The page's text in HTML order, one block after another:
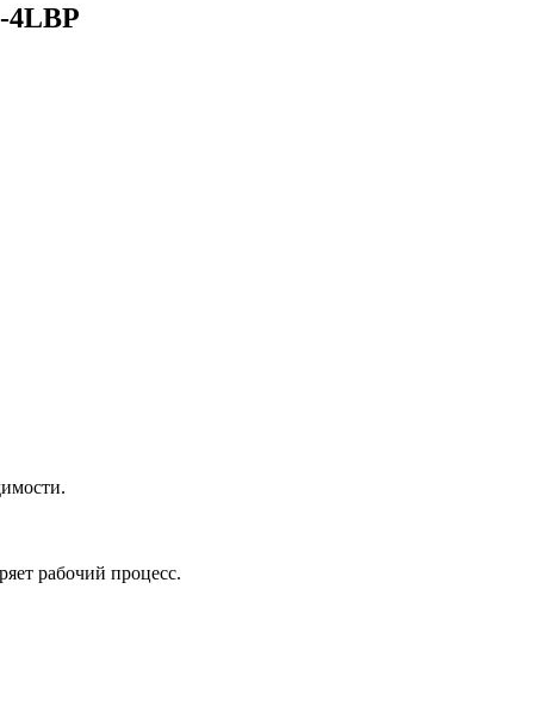
4LBP
рабочий процесс.